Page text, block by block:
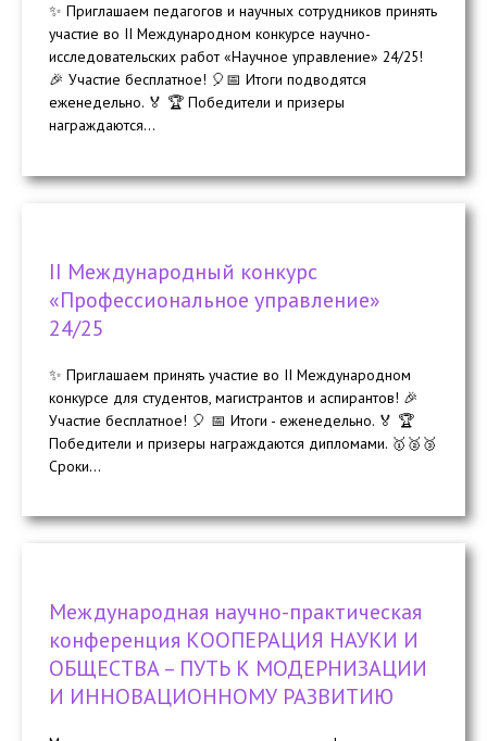
✨ Приглашаем педагогов и научных сотрудников принять
участие во II Международном конкурсе научно-
исследовательских работ «Научное управление» 24/25!
🎉 Участие бесплатное! 🎈📅 Итоги подводятся
еженедельно. 🏅 🏆 Победители и призеры
награждаются...
II Международный конкурс
«Профессиональное управление»
24/25
✨ Приглашаем принять участие во II Международном
конкурсе для студентов, магистрантов и аспирантов! 🎉
Участие бесплатное! 🎈 📅 Итоги - еженедельно. 🏅 🏆
Победители и призеры награждаются дипломами. 🥇🥈🥉
Сроки...
Международная научно-практическая
конференция КООПЕРАЦИЯ НАУКИ И
ОБЩЕСТВА – ПУТЬ К МОДЕРНИЗАЦИИ
И ИННОВАЦИОННОМУ РАЗВИТИЮ